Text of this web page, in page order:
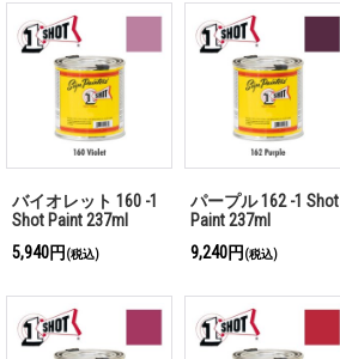
バイオレット 160 -1
Shot Paint 237ml
5,940円 (税込)
パープル 162 -1 Shot
Paint 237ml
9,240円 (税込)